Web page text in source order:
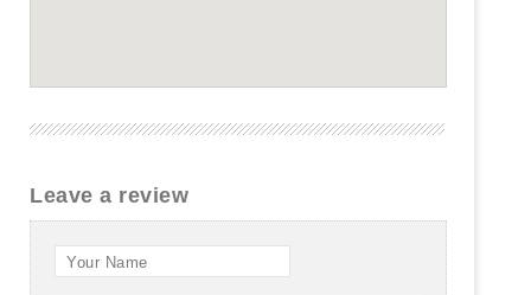
Leave a review
Your Name